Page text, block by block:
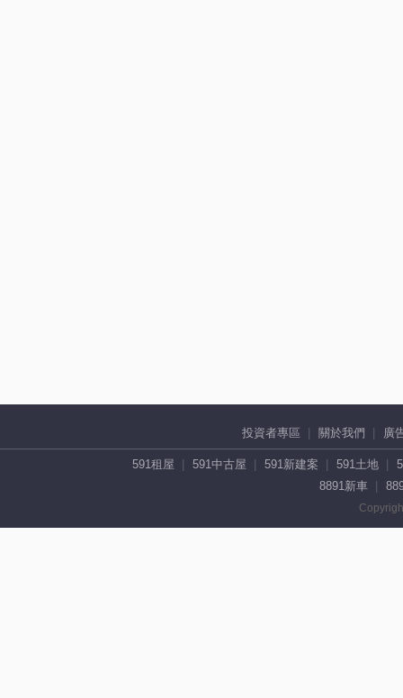
投資者專區 關於我們 廣
591租屋 591中古屋 591新建案 591土地
8891新車